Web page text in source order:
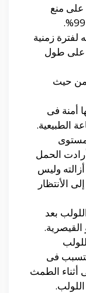
على منع
لفترة زمنية
على طول
من حيث
أمنة فى
الطبيعية.
مستوى
الحمل
وليس
الأنتظار
بعد
القيصرية.
فى
أثناء الطمث